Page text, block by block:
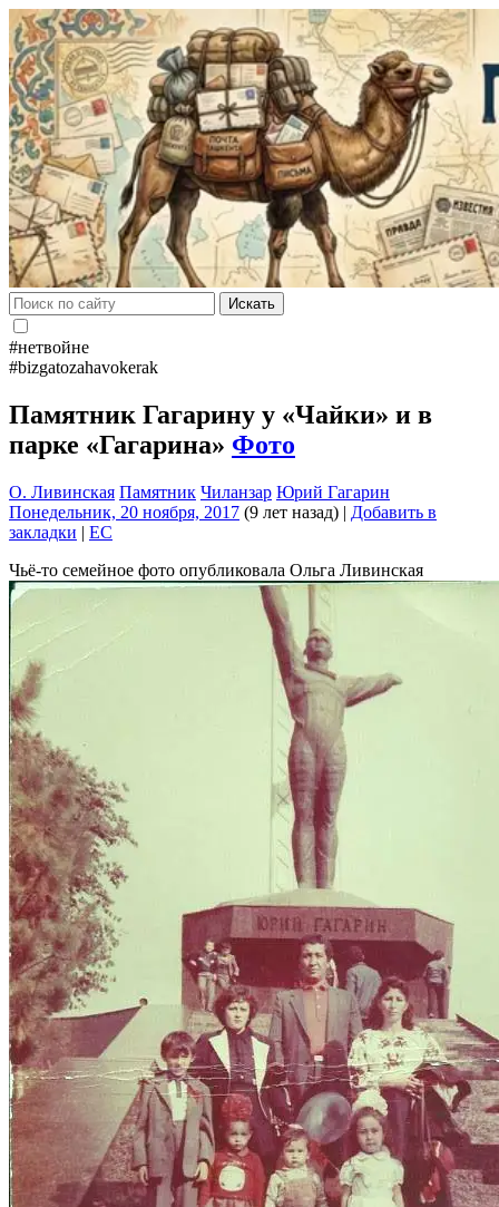
Искать
#нетвойне
#bizgatozahavokerak
Памятник Гагарину у «Чайки» и в
парке «Гагарина» Фото
О. Ливинская Памятник Чиланзар Юрий Гагарин
Понедельник, 20 ноября, 2017 (9 лет назад) | Добавить в
закладки | EC
Чьё-то семейное фото опубликовала Ольга Ливинская